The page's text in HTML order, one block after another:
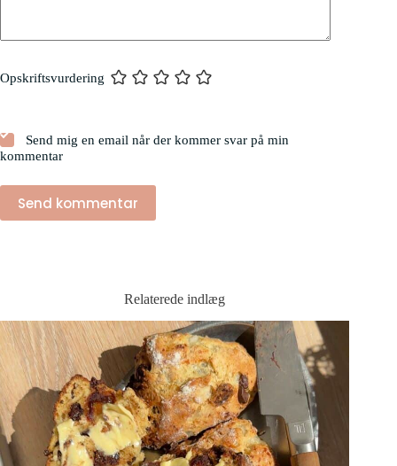
Opskriftsvurdering
Send mig en email når der kommer svar på min
kommentar
Send kommentar
Relaterede indlæg